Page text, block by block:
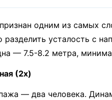
одним из самых
разделить усталость с
— 7.5-8.2 метра,
(2x)
— два человека.